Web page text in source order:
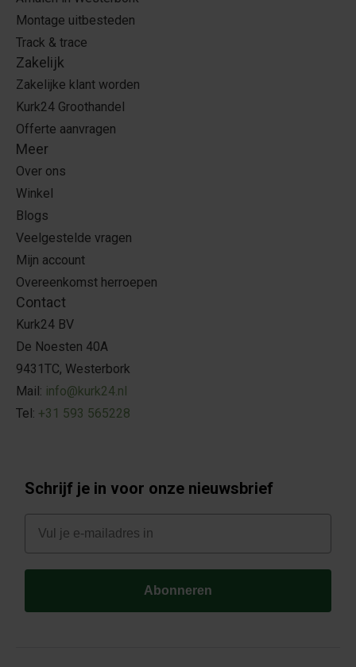
Montage uitbesteden
Track & trace
Zakelijk
Zakelijke klant worden
Kurk24 Groothandel
Offerte aanvragen
Meer
Over ons
Winkel
Blogs
Veelgestelde vragen
Mijn account
Overeenkomst herroepen
Contact
Kurk24 BV
De Noesten 40A
9431TC, Westerbork
Mail: info@kurk24.nl
Tel: +31 593 565228
Schrijf je in voor onze nieuwsbrief
E-mail
Abonneren